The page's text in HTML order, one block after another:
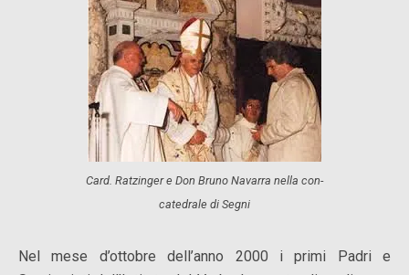
Card. Ratzinger e Don Bruno Navarra nella con-
catedrale di Segni
Nel mese d’ottobre dell’anno 2000 i primi Padri e